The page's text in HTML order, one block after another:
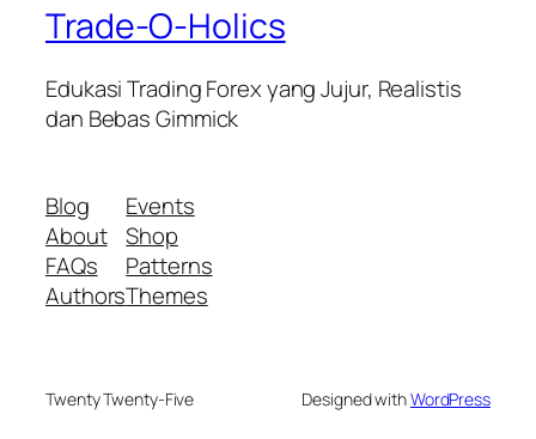
Trade-O-Holics
Edukasi Trading Forex yang Jujur, Realistis
dan Bebas Gimmick
Blog
About
FAQs
Authors
Events
Shop
Patterns
Themes
Twenty Twenty-Five Designed withWordPress